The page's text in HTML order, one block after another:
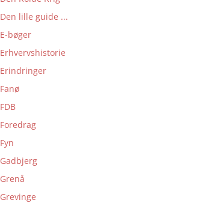
Den lille guide ...
E-bøger
Erhvervshistorie
Erindringer
Fanø
FDB
Foredrag
Fyn
Gadbjerg
Grenå
Grevinge